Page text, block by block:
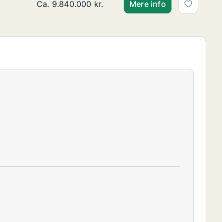
Ca. 110 m2 andelsbolig til salg på 1900
Ca. 9.840.000 kr. Mere info